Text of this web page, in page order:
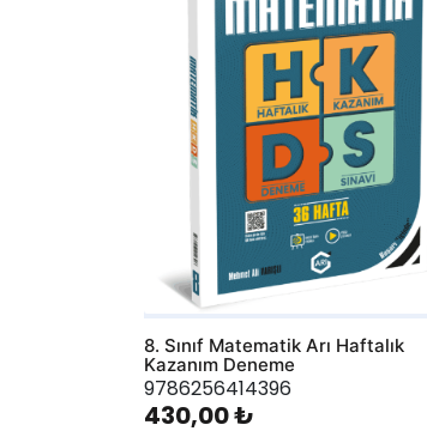
8. Sınıf Matematik Arı Haftalık
Kazanım Deneme
9786256414396
430,00 ₺